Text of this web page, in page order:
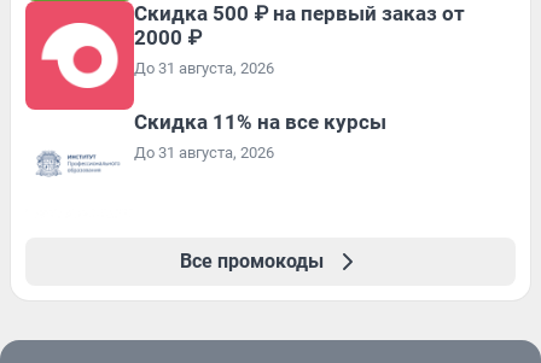
Скидка 500 ₽ на первый заказ от
2000 ₽
До 31 августа, 2026
Скидка 11% на все курсы
До 31 августа, 2026
Все промокоды